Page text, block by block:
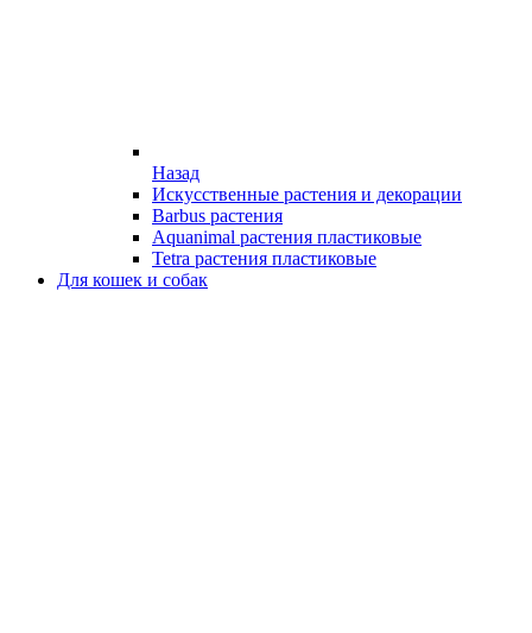
Назад
Искусственные растения и декорации
Barbus растения
Aquanimal растения пластиковые
Tetra растения пластиковые
Для кошек и собак